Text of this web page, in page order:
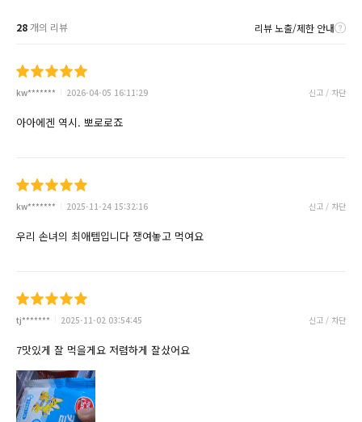
28개의 리뷰 리뷰 노출/제한 안내
kw******* 2026-04-05 16:11:29 신고 / 차단
아아에겐 역시. 뽀로로죠
kw******* 2025-11-24 15:32:16 신고 / 차단
우리 손녀의 최애템입니다 쟁여놓고 먹여요
tj******* 2025-11-02 03:54:45 신고 / 차단
7맛있게 잘 먹을게요 저렴하게 잘샀어요